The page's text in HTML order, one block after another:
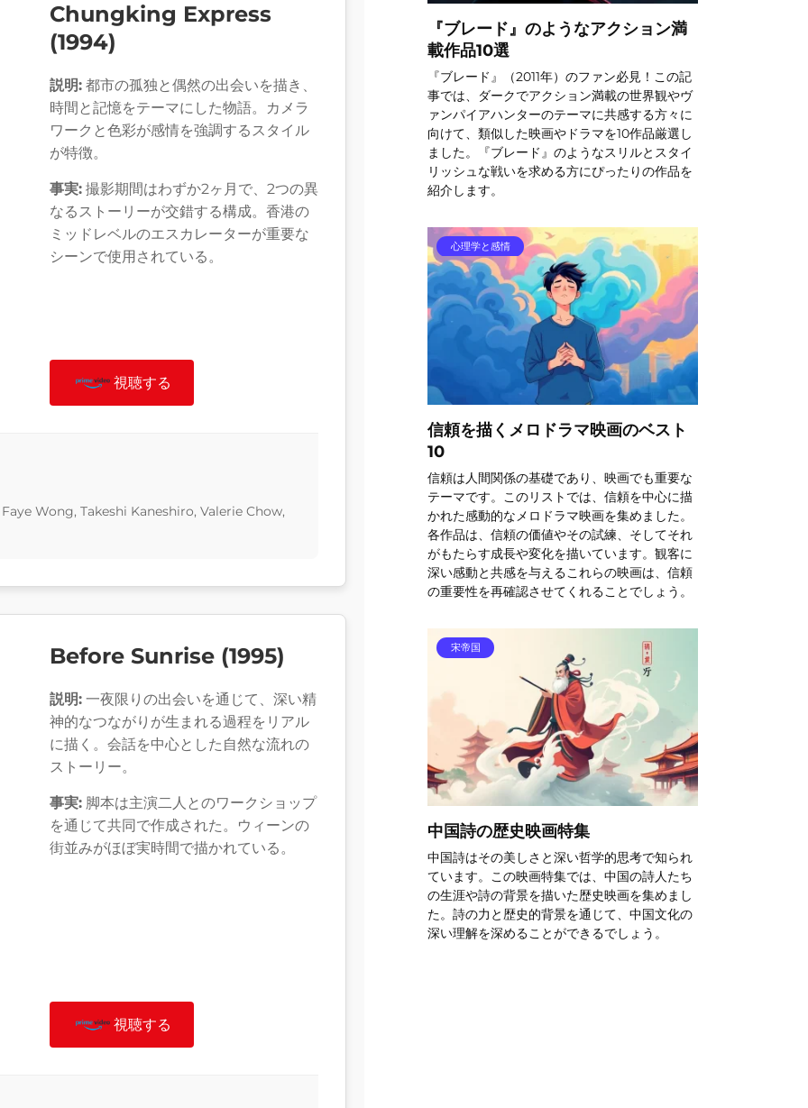
Chungking Express
(1994)
説明: 都市の孤独と偶然の出会いを描き、
時間と記憶をテーマにした物語。カメラ
ワークと色彩が感情を強調するスタイル
が特徴。
事実: 撮影期間はわずか2ヶ月で、2つの異
なるストーリーが交錯する構成。香港の
ミッドレベルのエスカレーターが重要な
シーンで使用されている。
視聴する
Wong, Takeshi Kaneshiro, Valerie Chow,
Before Sunrise (1995)
説明: 一夜限りの出会いを通じて、深い精
神的なつながりが生まれる過程をリアル
に描く。会話を中心とした自然な流れの
ストーリー。
事実: 脚本は主演二人とのワークショップ
を通じて共同で作成された。ウィーンの
街並みがほぼ実時間で描かれている。
視聴する
『ブレード』のようなアクション満
載作品10選
『ブレード』（2011年）のファン必見！この記
事では、ダークでアクション満載の世界観やヴ
ァンパイアハンターのテーマに共感する方々に
向けて、類似した映画やドラマを10作品厳選し
ました。『ブレード』のようなスリルとスタイ
リッシュな戦いを求める方にぴったりの作品を
紹介します。
心理学と感情
信頼を描くメロドラマ映画のベスト
10
信頼は人間関係の基礎であり、映画でも重要な
テーマです。このリストでは、信頼を中心に描
かれた感動的なメロドラマ映画を集めました。
各作品は、信頼の価値やその試練、そしてそれ
がもたらす成長や変化を描いています。観客に
深い感動と共感を与えるこれらの映画は、信頼
の重要性を再確認させてくれることでしょう。
宋帝国
中国詩の歴史映画特集
中国詩はその美しさと深い哲学的思考で知られ
ています。この映画特集では、中国の詩人たち
の生涯や詩の背景を描いた歴史映画を集めまし
た。詩の力と歴史的背景を通じて、中国文化の
深い理解を深めることができるでしょう。